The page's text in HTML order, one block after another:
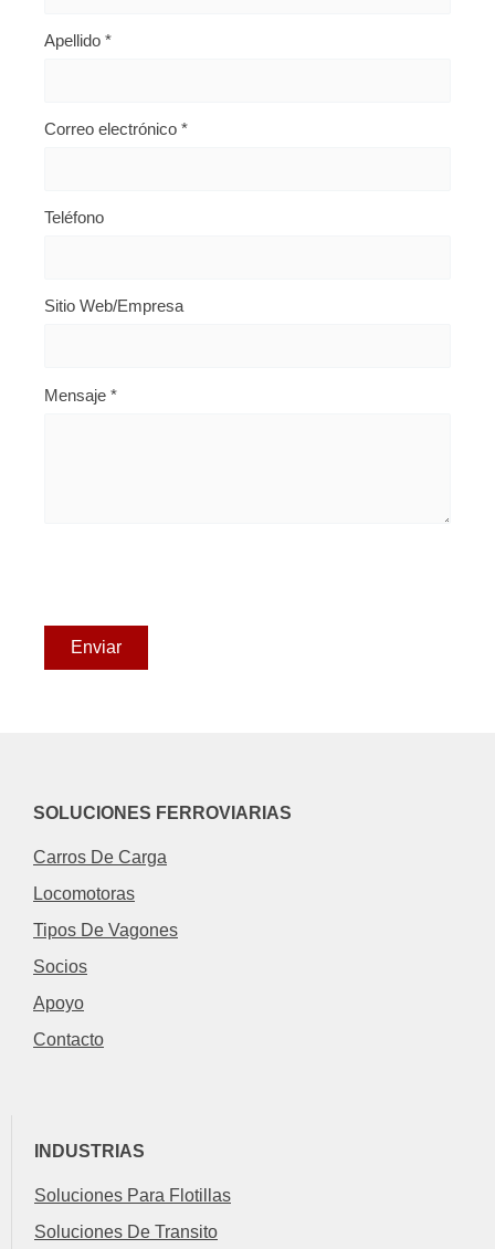
Apellido *
Correo electrónico *
Teléfono
Sitio Web/Empresa
Mensaje *
SOLUCIONES FERROVIARIAS
Carros De Carga
Locomotoras
Tipos De Vagones
Socios
Apoyo
Contacto
INDUSTRIAS
Soluciones Para Flotillas
Soluciones De Transito